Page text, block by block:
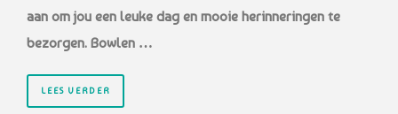
aan om jou een leuke dag en mooie herinneringen te
bezorgen. Bowlen …
LEES VERDER